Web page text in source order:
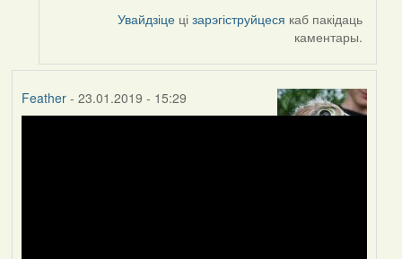
Увайдзіце цізарэгіструйцеся каб пакідаць
каментары.
Feather- 23.01.2019 - 15:29